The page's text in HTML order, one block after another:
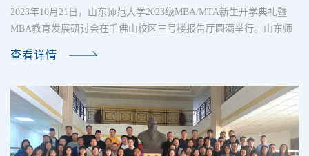
2023年10月21日，山东师范大学2023级MBA/MTA新生开学典礼暨
MBA教育发展研讨会在千佛山校区三号楼报告厅圆满举行。山东师
书处办公室主任王萍教授，MBA教育知名专家学者应邀出席，商学
持。周珊珊副校长首先发表致辞。周珊珊副校长代表学校向2023级
MBA/MTA新同学来到山东师范大学表示热烈的欢迎，对出席MBA教
育发展研讨会的专家表示衷心感谢。......
查看详情